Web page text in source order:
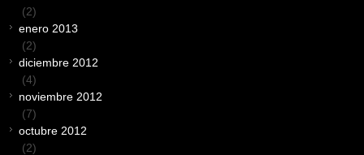
(2)
enero 2013
(2)
diciembre 2012
(4)
noviembre 2012
(7)
octubre 2012
(2)